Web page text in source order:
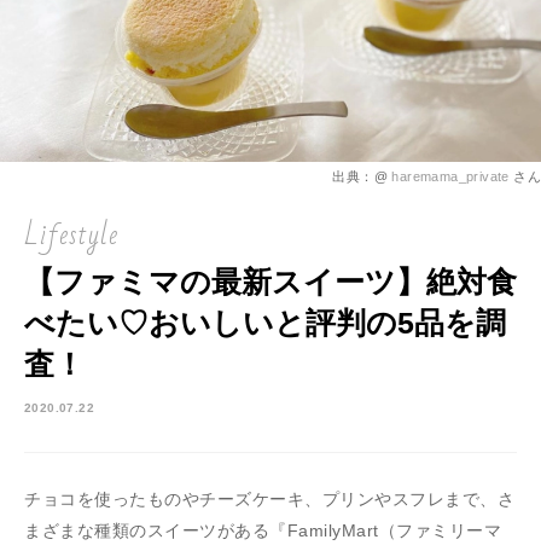
出典：@haremama_private さん
Lifestyle
【ファミマの最新スイーツ】絶対食
べたい♡おいしいと評判の5品を調
査！
2020.07.22
チョコを使ったものやチーズケーキ、プリンやスフレまで、さ
まざまな種類のスイーツがある『FamilyMart（ファミリーマ